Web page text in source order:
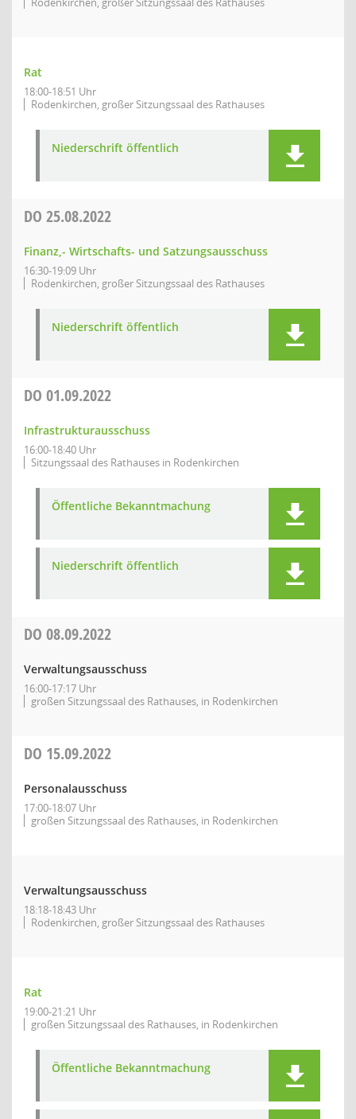
Rat
18:00-18:51 Uhr
Rodenkirchen, großer Sitzungssaal des Rathauses
Niederschrift öffentlich
DO 25.08.2022
Finanz,- Wirtschafts- und Satzungsausschuss
16:30-19:09 Uhr
Rodenkirchen, großer Sitzungssaal des Rathauses
Niederschrift öffentlich
DO 01.09.2022
Infrastrukturausschuss
16:00-18:40 Uhr
Sitzungssaal des Rathauses in Rodenkirchen
Öffentliche Bekanntmachung
Niederschrift öffentlich
DO 08.09.2022
Verwaltungsausschuss
16:00-17:17 Uhr
großen Sitzungssaal des Rathauses, in Rodenkirchen
DO 15.09.2022
Personalausschuss
17:00-18:07 Uhr
großen Sitzungssaal des Rathauses, in Rodenkirchen
Verwaltungsausschuss
18:18-18:43 Uhr
Rodenkirchen, großer Sitzungssaal des Rathauses
Rat
19:00-21:21 Uhr
großen Sitzungssaal des Rathauses, in Rodenkirchen
Öffentliche Bekanntmachung